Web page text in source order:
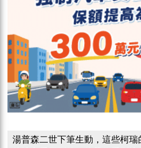
湯普森二世下筆生動，這些柯